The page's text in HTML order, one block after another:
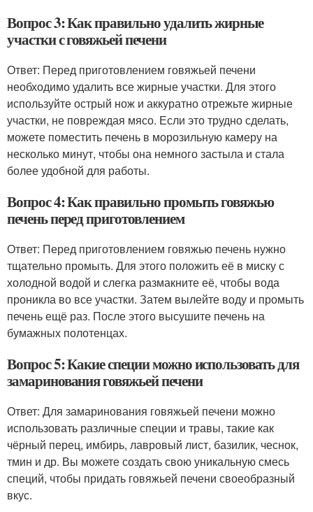
Вопрос 3: Как правильно удалить жирные
участки с говяжьей печени
Ответ: Перед приготовлением говяжьей печени
необходимо удалить все жирные участки. Для этого
используйте острый нож и аккуратно отрежьте жирные
участки, не повреждая мясо. Если это трудно сделать,
можете поместить печень в морозильную камеру на
несколько минут, чтобы она немного застыла и стала
более удобной для работы.
Вопрос 4: Как правильно промыть говяжью
печень перед приготовлением
Ответ: Перед приготовлением говяжью печень нужно
тщательно промыть. Для этого положить её в миску с
холодной водой и слегка размакните её, чтобы вода
проникла во все участки. Затем вылейте воду и промыть
печень ещё раз. После этого высушите печень на
бумажных полотенцах.
Вопрос 5: Какие специи можно использовать для
замаринования говяжьей печени
Ответ: Для замаринования говяжьей печени можно
использовать различные специи и травы, такие как
чёрный перец, имбирь, лавровый лист, базилик, чеснок,
тмин и др. Вы можете создать свою уникальную смесь
специй, чтобы придать говяжьей печени своеобразный
вкус.